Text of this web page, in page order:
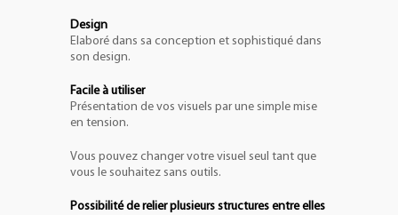
Design
Elaboré dans sa conception et sophistiqué dans
son design.
Facile à utiliser
Présentation de vos visuels par une simple mise
en tension.
Vous pouvez changer votre visuel seul tant que
vous le souhaitez sans outils.
Possibilité de relier plusieurs structures entre elles